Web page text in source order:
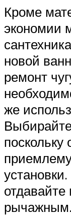
Кроме
экономии
новой
ремонт
же
отдавайте
рычажным.